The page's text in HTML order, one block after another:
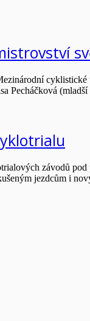
Pecháčková
závodů
jezdcům i